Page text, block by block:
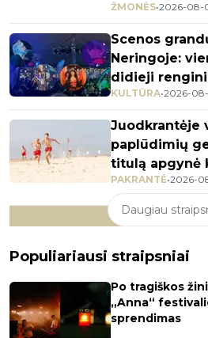
ŽMONĖS•2026-08-
Scenos
Neringoje:
didieji
KULTŪRA•2026-
Juodkrantėje
paplūdimių
titulą apgynė
PAKRANTĖ•2026-
Daugiau
Populiariausi straipsniai
Po tragiškos
„Anna“
sprendimas